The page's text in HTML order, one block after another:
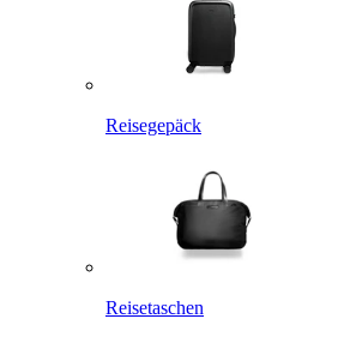
Reisegepäck
Reisetaschen